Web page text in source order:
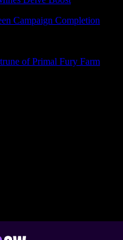
Campaign Completion
of Primal Fury Farm